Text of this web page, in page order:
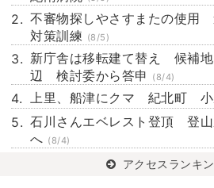
不審物探しやさすまたの使用
対策訓練 (8/5)
新庁舎は移転建て替え 候補
辺 検討委から答申
(8/4)
上里、船津にクマ 紀北町 小
石川さんエベレスト登頂 登
へ (8/4)
アクセスランキ